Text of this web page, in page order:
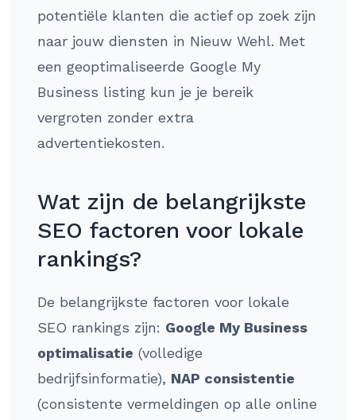
potentiële klanten die actief op zoek zijn
naar jouw diensten in Nieuw Wehl. Met
een geoptimaliseerde Google My
Business listing kun je je bereik
vergroten zonder extra
advertentiekosten.
Wat zijn de belangrijkste
SEO factoren voor lokale
rankings?
De belangrijkste factoren voor lokale
SEO rankings zijn: Google My Business
optimalisatie (volledige
bedrijfsinformatie), NAP consistentie
(consistente vermeldingen op alle online